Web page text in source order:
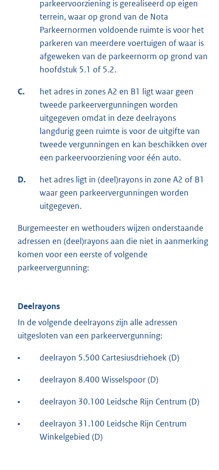
parkeervoorziening is gerealiseerd op eigen
terrein, waar op grond van de Nota
Parkeernormen voldoende ruimte is voor het
parkeren van meerdere voertuigen of waar is
afgeweken van de parkeernorm op grond van
hoofdstuk 5.1 of 5.2.
C.
het adres in zones A2 en B1 ligt waar geen
tweede parkeervergunningen worden
uitgegeven omdat in deze deelrayons
langdurig geen ruimte is voor de uitgifte van
tweede vergunningen en kan beschikken over
een parkeervoorziening voor één auto.
D.
het adres ligt in (deel)rayons in zone A2 of B1
waar geen parkeervergunningen worden
uitgegeven.
Burgemeester en wethouders wijzen onderstaande
adressen en (deel)rayons aan die niet in aanmerking
komen voor een eerste of volgende
parkeervergunning:
Deelrayons
In de volgende deelrayons zijn alle adressen
uitgesloten van een parkeervergunning:
• deelrayon 5.500 Cartesiusdriehoek (D)
• deelrayon 8.400 Wisselspoor (D)
• deelrayon 30.100 Leidsche Rijn Centrum (D)
•
deelrayon 31.100 Leidsche Rijn Centrum
Winkelgebied (D)